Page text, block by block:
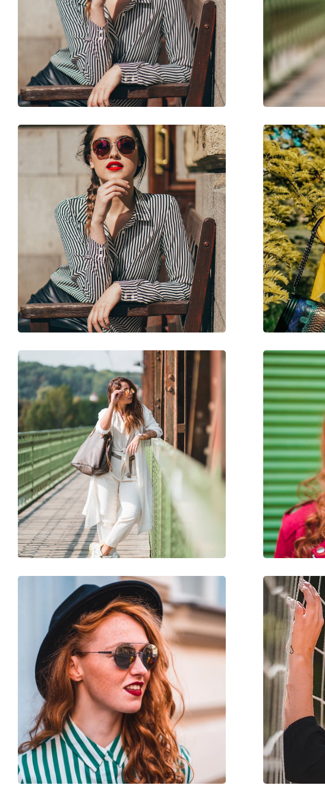
Μήκος βραχίονα:
140 mm
Γέφυρα:
16 mm
45 γρ
Ρυθμιζόμενα μαξιλάρια μύτης:
Όχι
Αξεσουάρ
Παρέχονται με θήκη:
Ναι
Πανί καθαρισμού:
Ναι
Γυναικεία
Γυαλιά Ηλίου Επώνυμες Μάρκες
Μάρκα:
Michael Kors
Μόδα
Κωδικός Προϊόντος / Μοντέλο:
MK2088 300613 65